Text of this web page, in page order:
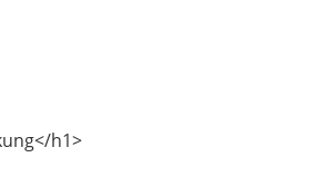
h1>